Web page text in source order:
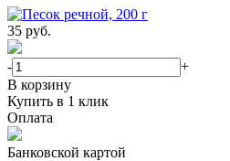
35 руб.
-
+
В корзину
Купить в 1 клик
Оплата
Банковской картой